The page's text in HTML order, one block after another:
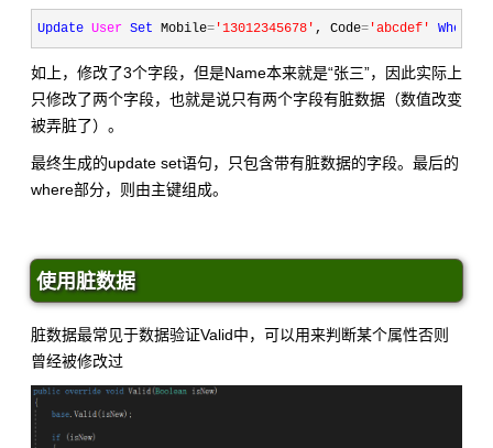
Update User Set Mobile= '13012345678 ' , Code= 'abcdef ' Where
如上，修改了3个字段，但是Name本来就是“张三”，因此实际上
只修改了两个字段，也就是说只有两个字段有脏数据（数值改变
被弄脏了）。
最终生成的update set语句，只包含带有脏数据的字段。最后的
where部分，则由主键组成。
使用脏数据
脏数据最常见于数据验证Valid中，可以用来判断某个属性否则
曾经被修改过